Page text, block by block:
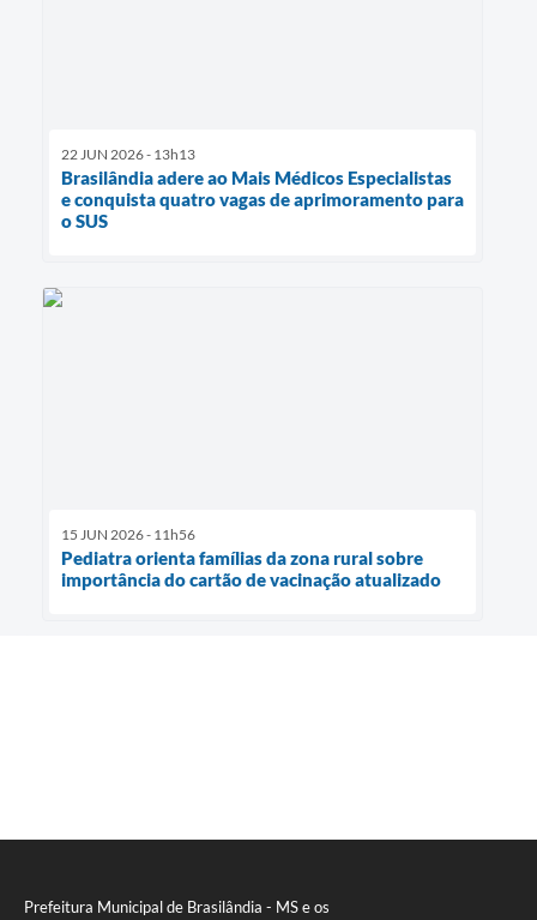
Prefeitura Municipal de Brasilândia - MS e os
22 JUN 2026 - 13h13
Brasilândia adere ao Mais Médicos Especialistas
e conquista quatro vagas de aprimoramento para
o SUS
15 JUN 2026 - 11h56
Pediatra orienta famílias da zona rural sobre
importância do cartão de vacinação atualizado